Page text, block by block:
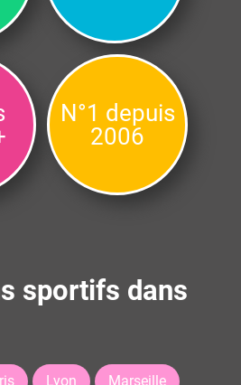
N°1 depuis
2006
sportifs dans
Lyon Marseille